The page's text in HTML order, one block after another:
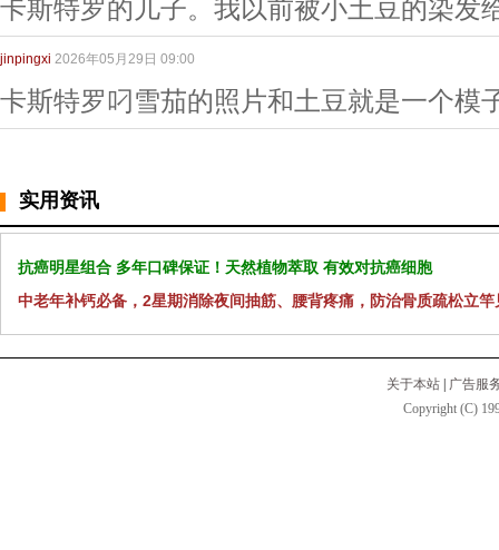
卡斯特罗的儿子。我以前被小土豆的染发
jinpingxi 2026年05月29日 09:00
卡斯特罗叼雪茄的照片和土豆就是一个模
实用资讯
抗癌明星组合 多年口碑保证！天然植物萃取 有效对抗癌细胞
中老年补钙必备，2星期消除夜间抽筋、腰背疼痛，防治骨质疏松立竿
关于本站
广告服
Copyright (C)